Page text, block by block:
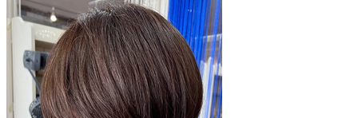
FRONT
2025121009